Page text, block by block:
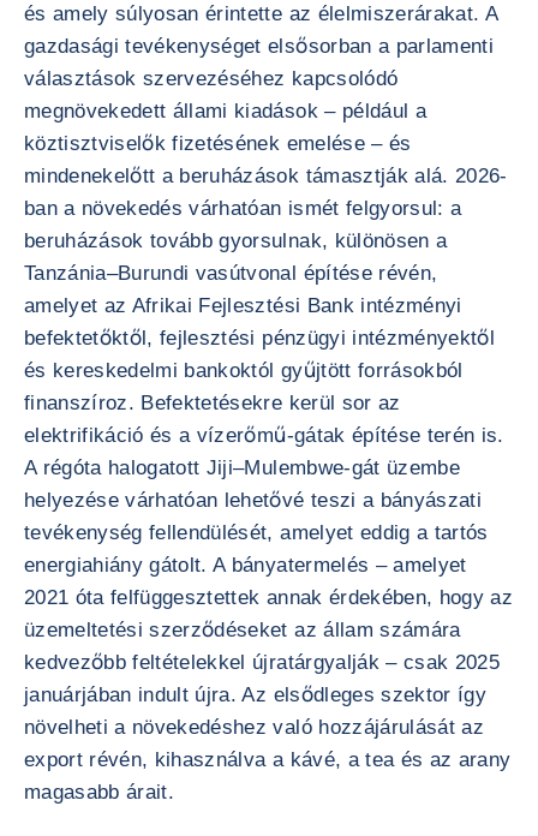
és amely súlyosan érintette az élelmiszerárakat. A
gazdasági tevékenységet elsősorban a parlamenti
választások szervezéséhez kapcsolódó
megnövekedett állami kiadások – például a
köztisztviselők fizetésének emelése – és
mindenekelőtt a beruházások támasztják alá. 2026-
ban a növekedés várhatóan ismét felgyorsul: a
beruházások tovább gyorsulnak, különösen a
Tanzánia–Burundi vasútvonal építése révén,
amelyet az Afrikai Fejlesztési Bank intézményi
befektetőktől, fejlesztési pénzügyi intézményektől
és kereskedelmi bankoktól gyűjtött forrásokból
finanszíroz. Befektetésekre kerül sor az
elektrifikáció és a vízerőmű-gátak építése terén is.
A régóta halogatott Jiji–Mulembwe-gát üzembe
helyezése várhatóan lehetővé teszi a bányászati
tevékenység fellendülését, amelyet eddig a tartós
energiahiány gátolt. A bányatermelés – amelyet
2021 óta felfüggesztettek annak érdekében, hogy az
üzemeltetési szerződéseket az állam számára
kedvezőbb feltételekkel újratárgyalják – csak 2025
januárjában indult újra. Az elsődleges szektor így
növelheti a növekedéshez való hozzájárulását az
export révén, kihasználva a kávé, a tea és az arany
magasabb árait.